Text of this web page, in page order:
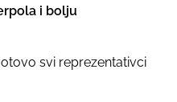
i bolju
svi reprezentativci